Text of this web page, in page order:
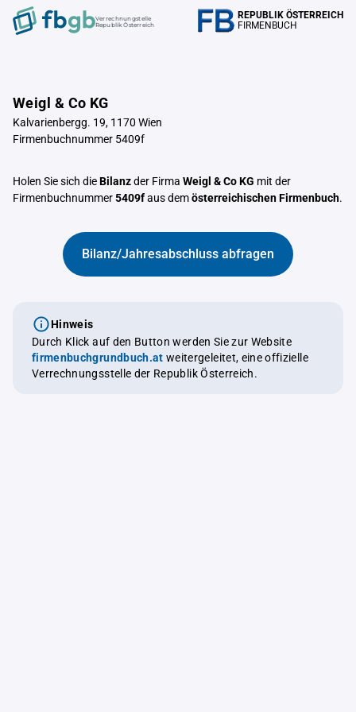
Verrechnungstelle
Republik Österreich
REPUBLIK ÖSTERREICH
FIRMENBUCH
Weigl & Co KG
Kalvarienbergg. 19, 1170 Wien
Firmenbuchnummer 5409f
Holen Sie sich dieBilanzder Firma Weigl & Co KG mit der
Firmenbuchnummer5409faus demösterreichischen Firmenbuch.
Bilanz/Jahresabschluss abfragen
Hinweis
Durch Klick auf den Button werden Sie zur Website
firmenbuchgrundbuch.at weitergeleitet, eine offizielle
Verrechnungsstelle der Republik Österreich.